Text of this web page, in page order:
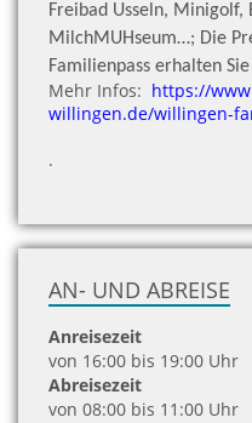
Freibad Usseln, Minigolf,
MilchMUHseum…; Die
Familienpass erhalten
Mehr Infos: https://
willingen.de/willingen-
.
AN- UND ABREISE
Anreisezeit
von 16:00 bis 19:00 Uhr
Abreisezeit
von 08:00 bis 11:00 Uhr